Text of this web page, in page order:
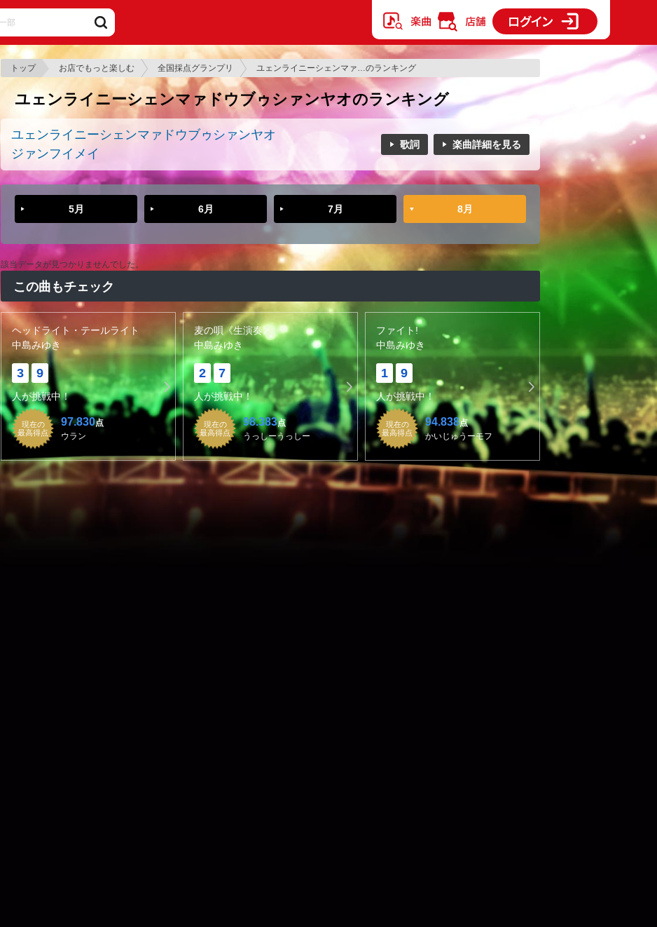
トップ お店でもっと楽しむ 全国採点グランプリ ユェンライニーシェンマァ…のランキング
ユェンライニーシェンマァドウブゥシァンヤオのランキング
ユェンライニーシェンマァドウブゥシァンヤオ
ジァンフイメイ
歌詞 楽曲詳細を見る
5月 6月 7月 8月
該当データが見つかりませんでした。
この曲もチェック
ヘッドライト・テールライト
中島みゆき
3 9
人が挑戦中！
現在の
最高得点
97.830点
ウラン
麦の唄《生演奏》
中島みゆき
2 7
人が挑戦中！
現在の
最高得点
98.383点
うっしーうっしー
ファイト!
中島みゆき
1 9
人が挑戦中！
現在の
最高得点
94.838点
かいじゅうーモフ